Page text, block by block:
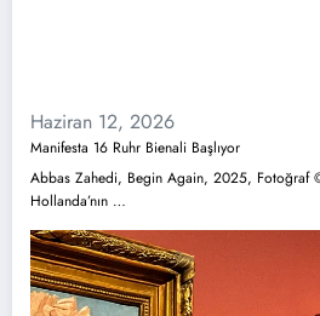
Haziran 12, 2026
Manifesta 16 Ruhr Bienali Başlıyor
Abbas Zahedi, Begin Again, 2025, Fotoğraf
Hollanda’nın …